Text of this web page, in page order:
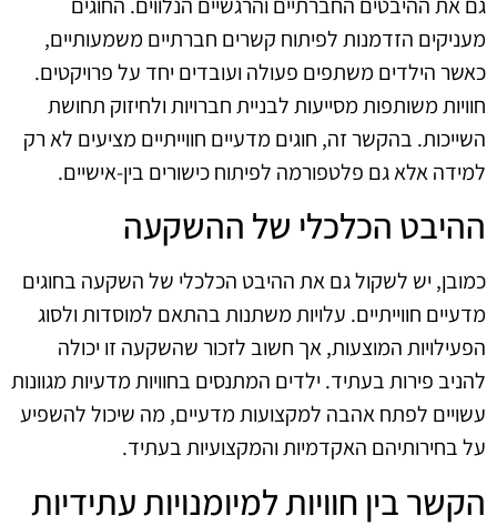
מעניקים הזדמנות לפיתוח קשרים חברתיים משמעותיים,
כאשר הילדים משתפים פעולה ועובדים יחד על פרויקטים.
חוויות משותפות מסייעות לבניית חברויות ולחיזוק תחושת
השייכות. בהקשר זה, חוגים מדעיים חווייתיים מציעים לא רק
למידה אלא גם פלטפורמה לפיתוח כישורים בין-אישיים.
ההיבט הכלכלי של ההשקעה
כמובן, יש לשקול גם את ההיבט הכלכלי של השקעה בחוגים
מדעיים חווייתיים. עלויות משתנות בהתאם למוסדות ולסוג
הפעילויות המוצעות, אך חשוב לזכור שהשקעה זו יכולה
להניב פירות בעתיד. ילדים המתנסים בחוויות מדעיות מגוונות
עשויים לפתח אהבה למקצועות מדעיים, מה שיכול להשפיע
על בחירותיהם האקדמיות והמקצועיות בעתיד.
הקשר בין חוויות למיומנויות עתידיות